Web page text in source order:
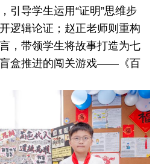
引导学生运用“证明”思维步
逻辑论证；赵正老师则重构
，带领学生将故事打造为七
盒推进的闯关游戏——《百